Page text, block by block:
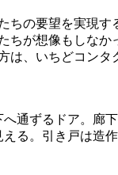
ちの要望を実現す
ちが想像もしなか
は、いちどコンタ
へ通ずるドア。廊
る。引き戸は造